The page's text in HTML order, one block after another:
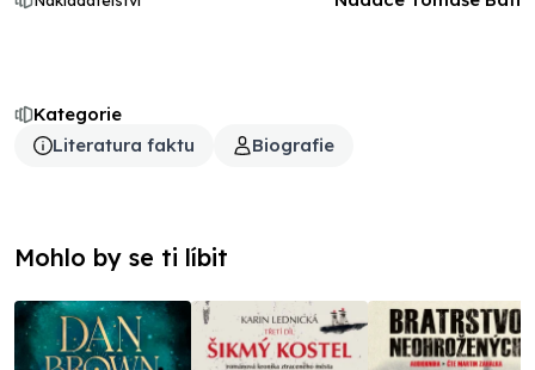
Kategorie
Literatura faktu
Biografie
Mohlo by se ti líbit